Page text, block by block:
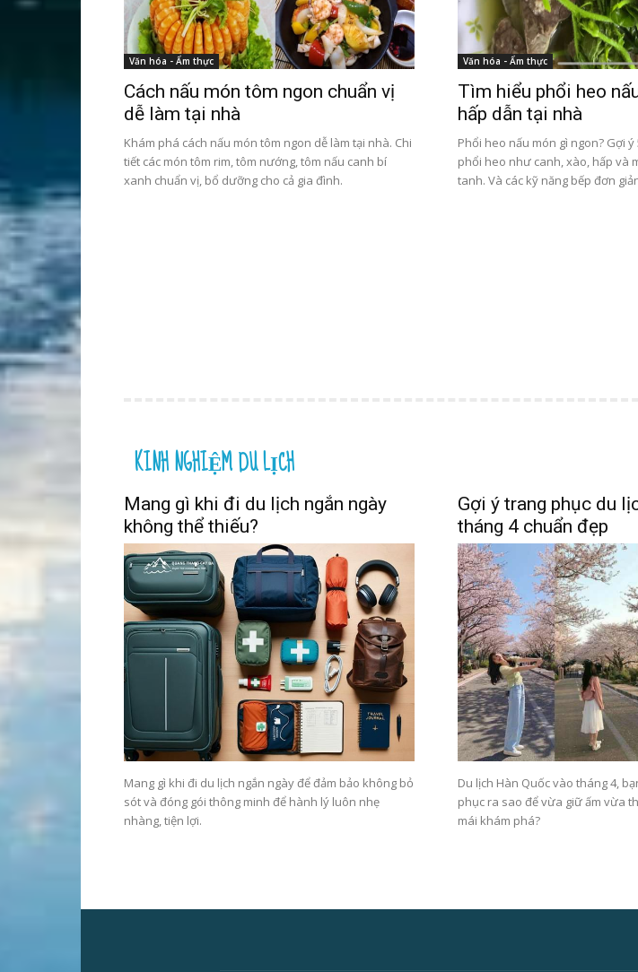
Văn hóa - Ẩm thực
Cách nấu món tôm ngon chuẩn vị
dễ làm tại nhà
Khám phá cách nấu món tôm ngon dễ làm tại nhà. Chi
tiết các món tôm rim, tôm nướng, tôm nấu canh bí
xanh chuẩn vị, bổ dưỡng cho cả gia đình.
Văn hóa - Ẩm thực
Tìm hiểu phổi heo
hấp dẫn tại nhà
Phổi heo nấu món gì ngon? Gợi
phổi heo như canh, xào, hấp và
tanh. Và các kỹ năng bếp đơn
KINH NGHIỆM DU LỊCH
Mang gì khi đi du lịch ngắn ngày
không thể thiếu?
Mang gì khi đi du lịch ngắn ngày để đảm bảo không bỏ
sót và đóng gói thông minh để hành lý luôn nhẹ
nhàng, tiện lợi.
Gợi ý trang phục du
tháng 4 chuẩn đẹp
Du lịch Hàn Quốc vào tháng 4,
phục ra sao để vừa giữ ấm vừa
mái khám phá?